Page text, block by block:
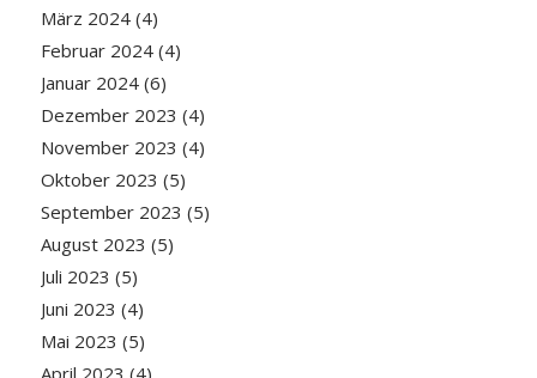
März 2024(4)
Februar 2024(4)
Januar 2024(6)
Dezember 2023 (4)
November 2023 (4)
Oktober 2023 (5)
September 2023 (5)
August 2023 (5)
Juli 2023 (5)
Juni 2023 (4)
Mai 2023 (5)